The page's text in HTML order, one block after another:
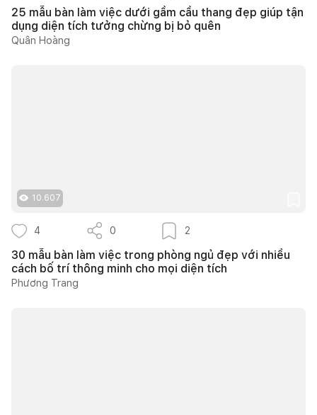
25 mẫu bàn làm việc dưới gầm cầu thang đẹp giúp tận
dụng diện tích tưởng chừng bị bỏ quên
Quân Hoàng
10.607
4 0 2
30 mẫu bàn làm việc trong phòng ngủ đẹp với nhiều
cách bố trí thông minh cho mọi diện tích
Phương Trang